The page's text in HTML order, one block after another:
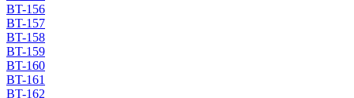
BT-156
BT-157
BT-158
BT-159
BT-160
BT-161
BT-162